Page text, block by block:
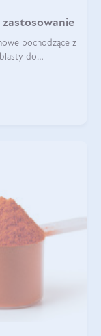
zastosowanie
pochodzące z